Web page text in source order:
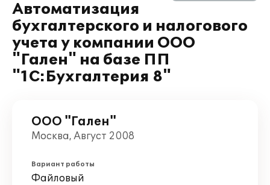
Автоматизация
бухгалтерского и налогового
учета у компании ООО
"Гален" на базе ПП
"1С:Бухгалтерия 8"
ООО "Гален"
Москва, Август 2008
Вариант работы
Файловый